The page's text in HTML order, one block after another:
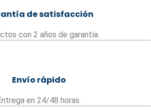
de satisfacción
con 2 años de garantía.
Envío rápido
en 24/48 horas.